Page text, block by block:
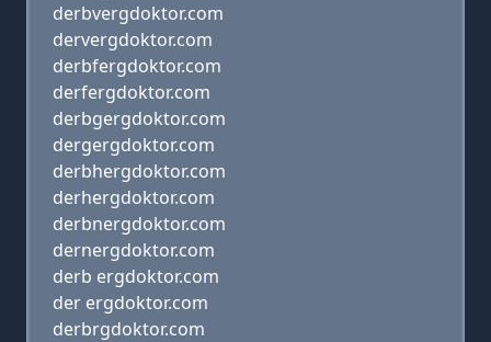
derbvergdoktor.com
dervergdoktor.com
derbfergdoktor.com
derfergdoktor.com
derbgergdoktor.com
dergergdoktor.com
derbhergdoktor.com
derhergdoktor.com
derbnergdoktor.com
dernergdoktor.com
derb ergdoktor.com
der ergdoktor.com
derbrgdoktor.com